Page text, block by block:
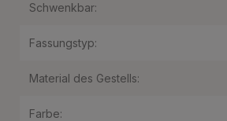
Schwenkbar:
Fassungstyp:
Material des Gestells:
Farbe: